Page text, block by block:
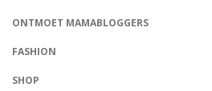
ONTMOET MAMABLOGGERS
FASHION
SHOP